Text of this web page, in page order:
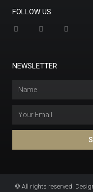
FOLLOW US
NEWSLETTER
© All rights reserved.